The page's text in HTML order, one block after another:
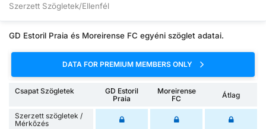
Szerzett Szögletek/Ellenfél
GD Estoril Praia és Moreirense FC egyéni szöglet adatai.
DATA FOR PREMIUM MEMBERS ONLY
Csapat Szögletek
GD Estoril
Praia
Moreirense
FC
Átlag
Szerzett szögletek /
Mérkőzés